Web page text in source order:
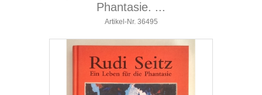
Phantasie. ...
Artikel-Nr. 36495